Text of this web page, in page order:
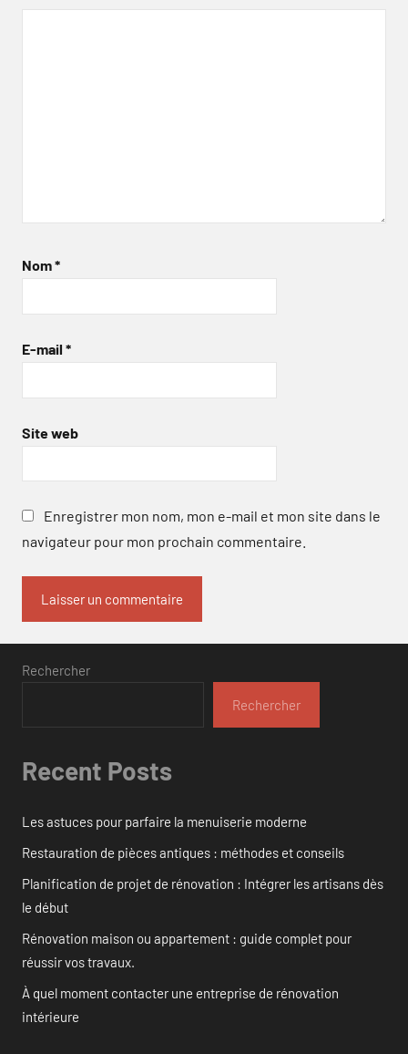
Nom*
E-mail *
Site web
Enregistrer mon nom, mon e-mail et mon site dans le
navigateur pour mon prochain commentaire.
Rechercher
Rechercher
Recent Posts
Les astuces pour parfaire la menuiserie moderne
Restauration de pièces antiques : méthodes et conseils
Planification de projet de rénovation : Intégrer les artisans dès
le début
Rénovation maison ou appartement : guide complet pour
réussir vos travaux.
À quel moment contacter une entreprise de rénovation
intérieure